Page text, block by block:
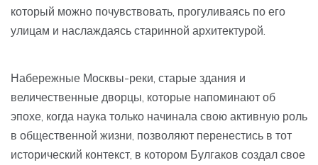
который можно почувствовать, прогуливаясь по его
улицам и наслаждаясь старинной архитектурой.
Набережные Москвы-реки, старые здания и
величественные дворцы, которые напоминают об
эпохе, когда наука только начинала свою активную роль
в общественной жизни, позволяют перенестись в тот
исторический контекст, в котором Булгаков создал свое